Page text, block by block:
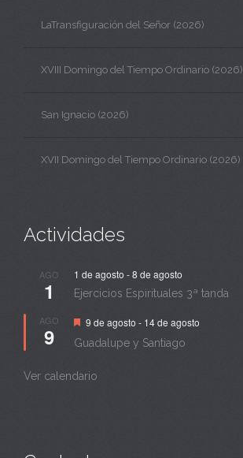
LaTransfiguración del Señor (2026)
XVIII Domingo del Tiempo Ordinario (2026)
San Ignacio (2026)
XVII Domingo del Tiempo Ordinario (2026)
Actividades
AGO
1
1 de agosto -8 de agosto
Ejercicios Espirituales 3ª tanda
AGO
9
Destacado
9 de agosto - 14 de agosto
Guadalupe y Santiago
Ver calendario